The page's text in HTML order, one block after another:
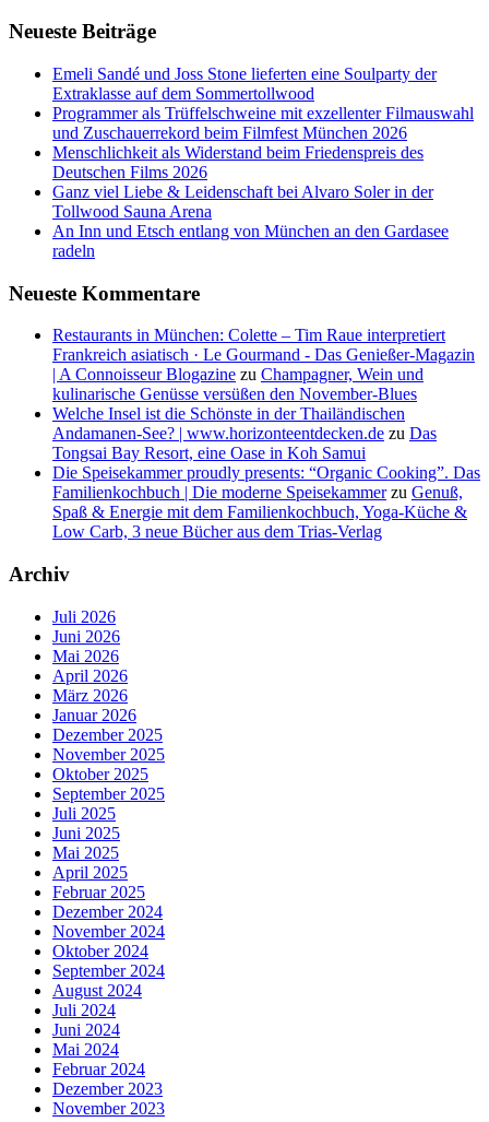
Neueste Beiträge
Emeli Sandé und Joss Stone lieferten eine Soulparty der
Extraklasse auf dem Sommertollwood
Programmer als Trüffelschweine mit exzellenter Filmauswahl
und Zuschauerrekord beim Filmfest München 2026
Menschlichkeit als Widerstand beim Friedenspreis des
Deutschen Films 2026
Ganz viel Liebe & Leidenschaft bei Alvaro Soler in der
Tollwood Sauna Arena
An Inn und Etsch entlang von München an den Gardasee
radeln
Neueste Kommentare
Restaurants in München: Colette – Tim Raue interpretiert
Frankreich asiatisch · Le Gourmand - Das Genießer-Magazin
| A Connoisseur Blogazine zu Champagner, Wein und
kulinarische Genüsse versüßen den November-Blues
Welche Insel ist die Schönste in der Thailändischen
Andamanen-See? | www.horizonteentdecken.de zu Das
Tongsai Bay Resort, eine Oase in Koh Samui
Die Speisekammer proudly presents: “Organic Cooking”. Das
Familienkochbuch | Die moderne Speisekammerzu Genuß,
Spaß & Energie mit dem Familienkochbuch, Yoga-Küche &
Low Carb, 3 neue Bücher aus dem Trias-Verlag
Archiv
Juli 2026
Juni 2026
Mai 2026
April 2026
März 2026
Januar 2026
Dezember 2025
November 2025
Oktober 2025
September 2025
Juli 2025
Juni 2025
Mai 2025
April 2025
Februar 2025
Dezember 2024
November 2024
Oktober 2024
September 2024
August 2024
Juli 2024
Juni 2024
Mai 2024
Februar 2024
Dezember 2023
November 2023